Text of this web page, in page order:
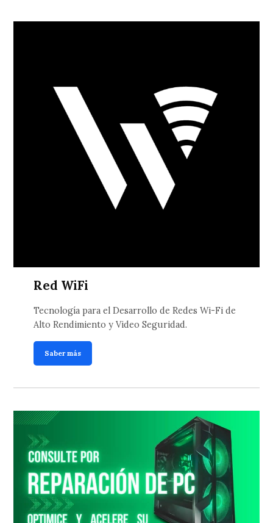
Red WiFi
Tecnología para el Desarrollo de Redes Wi-Fi de
Alto Rendimiento y Video Seguridad.
Saber más